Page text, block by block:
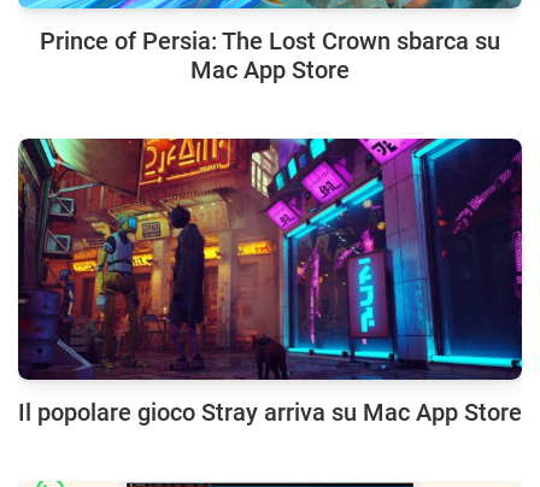
Prince of Persia: The Lost Crown sbarca su
Mac App Store
Il popolare gioco Stray arriva su Mac App Store